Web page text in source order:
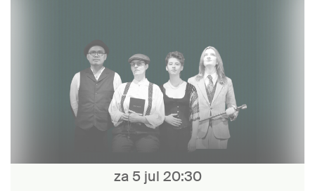
za 5 jul 20:30